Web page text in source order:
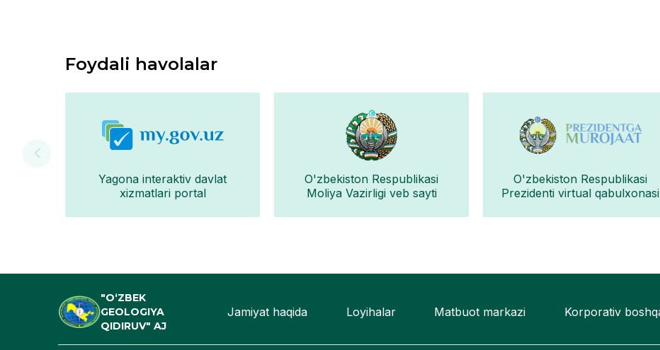
Foydali havolalar
Yagona interaktiv davlat
xizmatlari portal
O'zbekiston Respublikasi
Moliya Vazirligi veb sayti
O'zbekiston Respublikasi
Prezidenti virtual qabulxonasi
"O‘ZBEK
GEOLOGIYA
QIDIRUV" AJ
Jamiyat haqida Loyihalar Matbuot markazi Korporativ